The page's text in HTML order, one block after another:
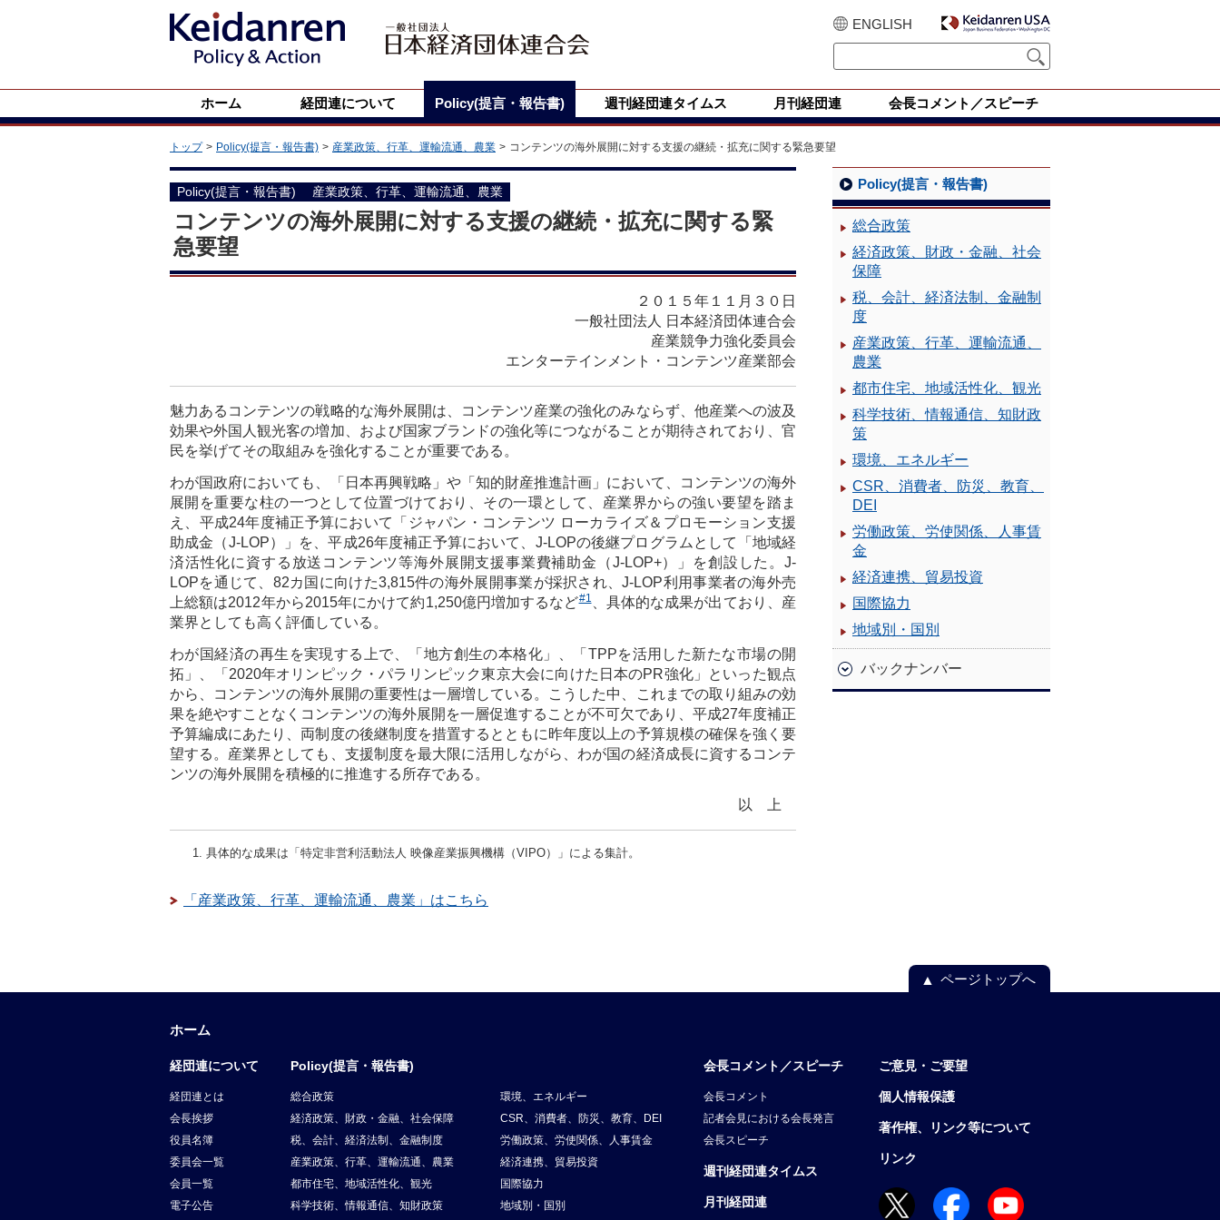
ENGLISH
ホーム 経団連について Policy(提言・報告書) 週刊経団連タイムス 月刊経団連 会長コメント／スピーチ
トップ Policy(提言・報告書) 産業政策、行革、運輸流通、農業 コンテンツの海外展開に対する支援の継続・拡充に関する緊急要望
Policy(提言・報告書) 産業政策、行革、運輸流通、農業
コンテンツの海外展開に対する支援の継続・拡充に関する緊
急要望
２０１５年１１月３０日
一般社団法人 日本経済団体連合会
産業競争力強化委員会
エンターテインメント・コンテンツ産業部会
魅力あるコンテンツの戦略的な海外展開は、コンテンツ産業の強化のみならず、他産業への波及
効果や外国人観光客の増加、および国家ブランドの強化等につながることが期待されており、官
民を挙げてその取組みを強化することが重要である。
わが国政府においても、「日本再興戦略」や「知的財産推進計画」において、コンテンツの海外
展開を重要な柱の一つとして位置づけており、その一環として、産業界からの強い要望を踏ま
え、平成24年度補正予算において「ジャパン・コンテンツ ローカライズ＆プロモーション支援
助成金（J-LOP）」を、平成26年度補正予算において、J-LOPの後継プログラムとして「地域経
済活性化に資する放送コンテンツ等海外展開支援事業費補助金（J-LOP+）」を創設した。J-
LOPを通じて、82カ国に向けた3,815件の海外展開事業が採択され、J-LOP利用事業者の海外売
上総額は2012年から2015年にかけて約1,250億円増加するなど#1、具体的な成果が出ており、産
業界としても高く評価している。
わが国経済の再生を実現する上で、「地方創生の本格化」、「TPPを活用した新たな市場の開
拓」、「2020年オリンピック・パラリンピック東京大会に向けた日本のPR強化」といった観点
から、コンテンツの海外展開の重要性は一層増している。こうした中、これまでの取り組みの効
果を絶やすことなくコンテンツの海外展開を一層促進することが不可欠であり、平成27年度補正
予算編成にあたり、両制度の後継制度を措置するとともに昨年度以上の予算規模の確保を強く要
望する。産業界としても、支援制度を最大限に活用しながら、わが国の経済成長に資するコンテ
ンツの海外展開を積極的に推進する所存である。
以上
具体的な成果は「特定非営利活動法人 映像産業振興機構（VIPO）」による集計。
「産業政策、行革、運輸流通、農業」はこちら
Policy(提言・報告書)
総合政策
経済政策、財政・金融、社会
保障
税、会計、経済法制、金融制
度
産業政策、行革、運輸流通、
農業
都市住宅、地域活性化、観光
科学技術、情報通信、知財政
策
環境、エネルギー
CSR、消費者、防災、教育、
DEI
労働政策、労使関係、人事賃
金
経済連携、貿易投資
国際協力
地域別・国別
バックナンバー
ページトップへ
ホーム
経団連について
経団連とは
会長挨拶
役員名簿
委員会一覧
会員一覧
電子公告
Policy(提言・報告書)
総合政策
環境、エネルギー
経済政策、財政・金融、社会保障
CSR、消費者、防災、教育、DEI
税、会計、経済法制、金融制度
労働政策、労使関係、人事賃金
産業政策、行革、運輸流通、農業
経済連携、貿易投資
都市住宅、地域活性化、観光
国際協力
科学技術、情報通信、知財政策
地域別・国別
会長コメント／スピーチ
会長コメント
記者会見における会長発言
会長スピーチ
週刊経団連タイムス
月刊経団連
ご意見・ご要望
個人情報保護
著作権、リンク等について
リンク